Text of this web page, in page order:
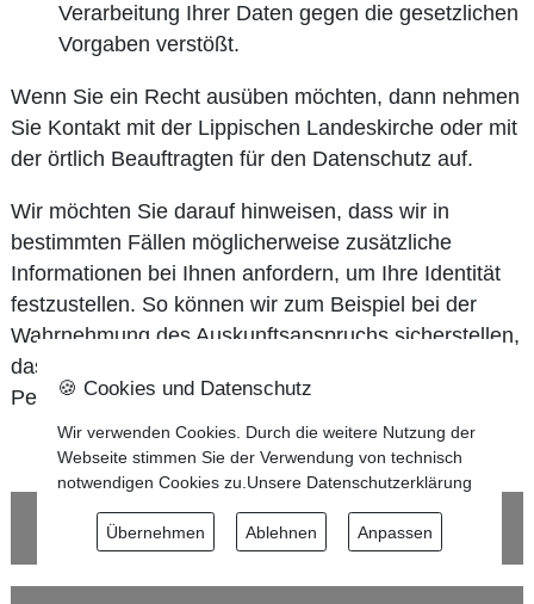
Verarbeitung Ihrer Daten gegen die gesetzlichen
Vorgaben verstößt.
Wenn Sie ein Recht ausüben möchten, dann nehmen
Sie Kontakt mit der Lippischen Landeskirche oder mit
der örtlich Beauftragten für den Datenschutz auf.
Wir möchten Sie darauf hinweisen, dass wir in
bestimmten Fällen möglicherweise zusätzliche
Informationen bei Ihnen anfordern, um Ihre Identität
festzustellen. So können wir zum Beispiel bei der
Wahrnehmung des Auskunftsanspruchs sicherstellen,
dass Informationen nicht gegenüber unbefugten
Personen offengelegt werden.
Kontakt
🍪 Cookies und Datenschutz
Wir verwenden Cookies. Durch die weitere Nutzung der
Webseite stimmen Sie der Verwendung von technisch
notwendigen Cookies zu.Unsere Datenschutzerklärung
Übernehmen Ablehnen Anpassen